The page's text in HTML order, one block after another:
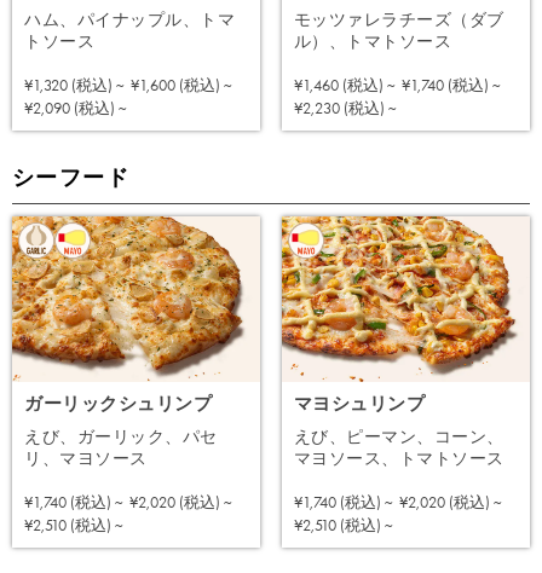
ハム、パイナップル、トマ
トソース
¥1,320 (税込) ~ ¥1,600 (税込) ~
¥2,090 (税込) ~
モッツァレラチーズ（ダブ
ル）、トマトソース
¥1,460 (税込) ~ ¥1,740 (税込) ~
¥2,230 (税込) ~
シーフード
ガーリックシュリンプ
えび、ガーリック、パセ
リ、マヨソース
¥1,740 (税込) ~ ¥2,020 (税込) ~
¥2,510 (税込) ~
マヨシュリンプ
えび、ピーマン、コーン、
マヨソース、トマトソース
¥1,740 (税込) ~ ¥2,020 (税込) ~
¥2,510 (税込) ~